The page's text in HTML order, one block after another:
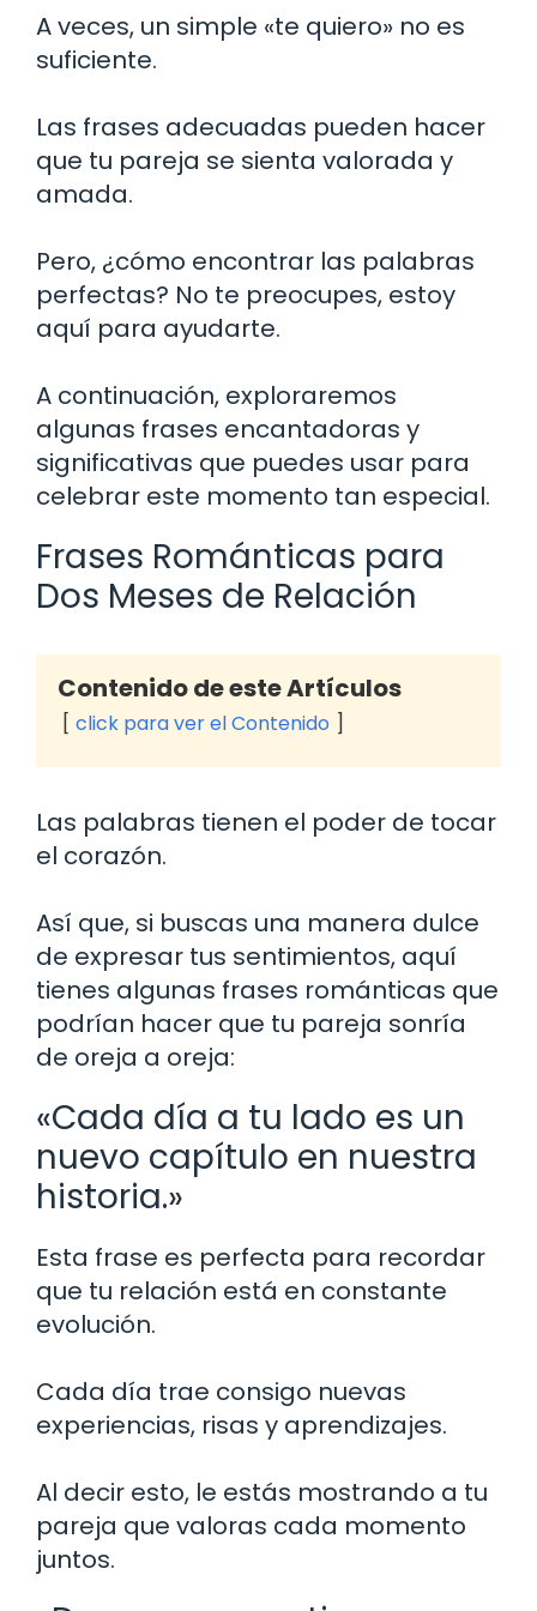
A veces, un simple «te quiero» no es
suficiente.
Las frases adecuadas pueden hacer
que tu pareja se sienta valorada y
amada.
Pero, ¿cómo encontrar las palabras
perfectas? No te preocupes, estoy
aquí para ayudarte.
A continuación, exploraremos
algunas frases encantadoras y
significativas que puedes usar para
celebrar este momento tan especial.
Frases Románticas para
Dos Meses de Relación
Contenido de este Artículos
click para ver el Contenido
Las palabras tienen el poder de tocar
el corazón.
Así que, si buscas una manera dulce
de expresar tus sentimientos, aquí
tienes algunas frases románticas que
podrían hacer que tu pareja sonría
de oreja a oreja:
«Cada día a tu lado es un
nuevo capítulo en nuestra
historia.»
Esta frase es perfecta para recordar
que tu relación está en constante
evolución.
Cada día trae consigo nuevas
experiencias, risas y aprendizajes.
Al decir esto, le estás mostrando a tu
pareja que valoras cada momento
juntos.